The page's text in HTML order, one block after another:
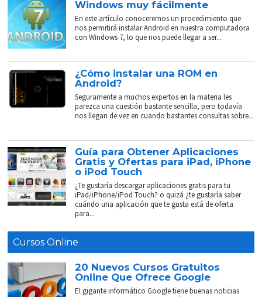
Windows muy fácilmente
En este artículo conoceremos un procedimiento que
nos permitirá instalar Android en nuestra computadora
con Windows 7, lo que nos puede llegar a ser...
¿Cómo instalar una ROM en
Android?
Seguramente a muchos expertos en la materia les
parezca una cuestión bastante sencilla, pero todavía
nos llegan de vez en cuando bastantes consultas sobre...
Guía para Obtener Aplicaciones
Gratis y Ofertas para iPad, iPhone
o iPod Touch
¿Te gustaría descargar aplicaciones gratis para tu
iPad/iPhone/iPod Touch? o quizá ¿te gustaría saber
cuándo una aplicación que te gusta está de oferta
para...
Cursos Online
20 Nuevos Cursos Gratuitos
Online Que Ofrece Google
El gigante informático Google tiene buenas noticias